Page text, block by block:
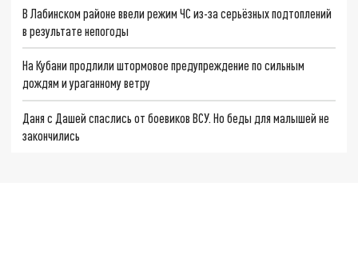
В Лабинском районе ввели режим ЧС из-за серьёзных подтоплений
в результате непогоды
На Кубани продлили штормовое предупреждение по сильным
дождям и ураганному ветру
Даня с Дашей спаслись от боевиков ВСУ. Но беды для малышей не
закончились